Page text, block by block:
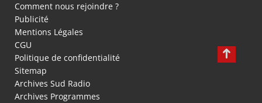
Comment nous rejoindre ?
Publicité
Mentions Légales
CGU
Politique de confidentialité
Sitemap
Archives Sud Radio
Archives Programmes